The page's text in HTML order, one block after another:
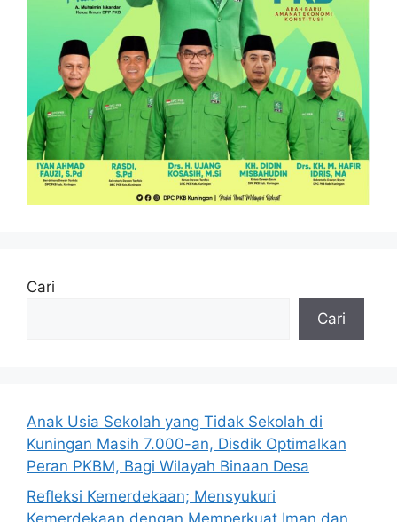
Cari
Cari
Anak Usia Sekolah yang Tidak Sekolah di
Kuningan Masih 7.000-an, Disdik Optimalkan
Peran PKBM, Bagi Wilayah Binaan Desa
Refleksi Kemerdekaan; Mensyukuri
Kemerdekaan dengan Memperkuat Iman dan